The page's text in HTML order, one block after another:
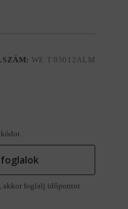
WE.T.95012ALM
akkor foglalj időpontot